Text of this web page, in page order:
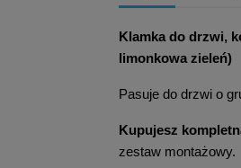
Klamka do drzwi,
limonkowa zieleń)
Pasuje do drzwi o
Kupujesz
zestaw montażowy.